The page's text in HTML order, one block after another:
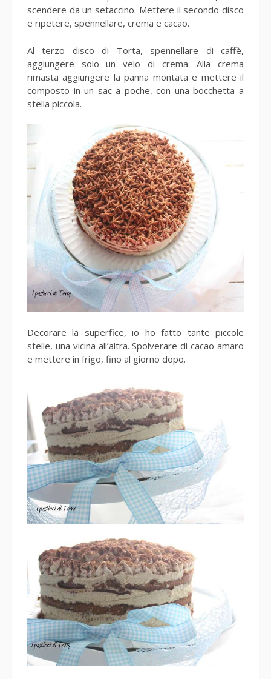
scendere da un setaccino. Mettere il secondo disco
e ripetere, spennellare, crema e cacao.
Al terzo disco di Torta, spennellare di caffè,
aggiungere solo un velo di crema. Alla crema
rimasta aggiungere la panna montata e mettere il
composto in un sac a poche, con una bocchetta a
stella piccola.
Decorare la superfice, io ho fatto tante piccole
stelle, una vicina all’altra. Spolverare di cacao amaro
e mettere in frigo, fino al giorno dopo.